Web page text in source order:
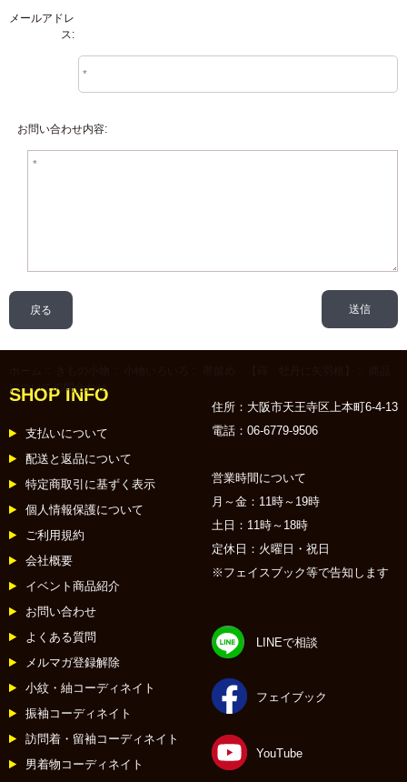
メールアドレ
ス:
お問い合わせ内容:
戻る
についての問合わせ
SHOP INFO
支払いについて
配送と返品について
特定商取引に基ずく表示
個人情報保護について
ご利用規約
会社概要
イベント商品紹介
お問い合わせ
よくある質問
メルマガ登録解除
小紋・紬コーディネイト
振袖コーディネイト
訪問着・留袖コーディネイト
男着物コーディネイト
住所：大阪市天王寺区上本町6-4-13
電話：06-6779-9506
営業時間について
月～金：11時～19時
土日：11時～18時
定休日：火曜日・祝日
※フェイスブック等で告知します
LINEで相談
フェイブック
YouTube